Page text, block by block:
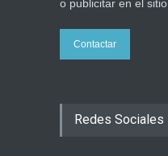
o publicitar en el sitio.
Contactar
Redes Sociales